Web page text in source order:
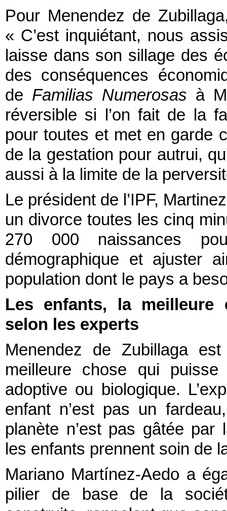
Pour Menendez de
« C’est inquiétant, nous
laisse dans son sillage des
des conséquences
de Familias Numerosas à
réversible si l’on fait de la
pour toutes et met en garde
de la gestation pour autrui,
aussi à la limite de la
Le président de l’IPF,
un divorce toutes les cinq
270 000 naissances
démographique et ajuster
population dont le pays a
Les enfants, la meilleure
selon les experts
Menendez de Zubillaga
meilleure chose qui
adoptive ou biologique.
enfant n’est pas un
planète n’est pas gâtée par
les enfants prennent soin de
Mariano Martínez-Aedo a
pilier de base de la